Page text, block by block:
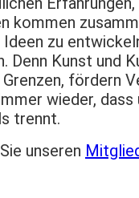
kommen
zu
Denn Kunst und
fördern
wieder, dass
trennt.
unseren